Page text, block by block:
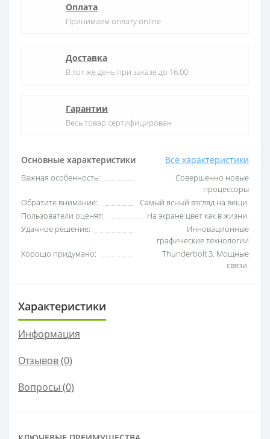
Основные характеристики Все характеристики
Важная особенность:
Совершенно новые
процессоры
Обратите внимание:
Самый ясный взгляд на вещи.
Пользователи оценят:
На экране цвет как в жизни.
Удачное решение:
Инновационные
графические технологии
Хорошо придумано:
Thunderbolt 3. Мощные
связи.
Оплата
Принимаем оплату online
Доставка
В тот же день при заказе до 16:00
Гарантии
Весь товар сертифицирован
Характеристики
Информация
Отзывов (0)
Вопросы (0)